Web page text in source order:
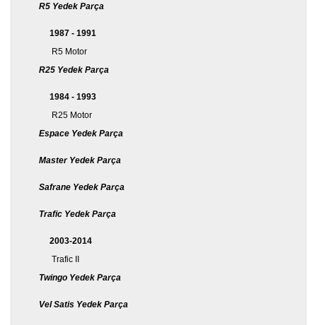
R5 Yedek Parça
1987 - 1991
R5 Motor
R25 Yedek Parça
1984 - 1993
R25 Motor
Espace Yedek Parça
Master Yedek Parça
Safrane Yedek Parça
Trafic Yedek Parça
2003-2014
Trafic II
Twingo Yedek Parça
Vel Satis Yedek Parça